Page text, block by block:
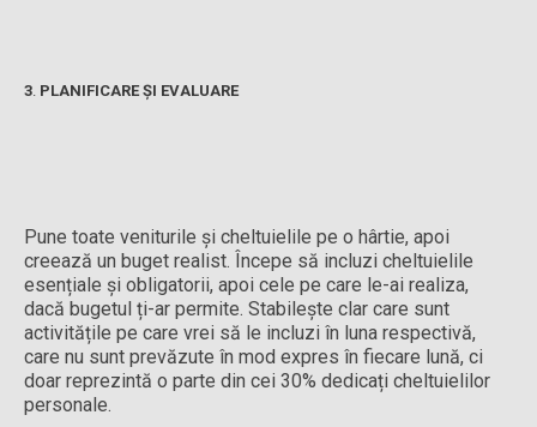
3. PLANIFICARE ȘI EVALUARE
Pune toate veniturile și cheltuielile pe o hârtie, apoi
creează un buget realist. Începe să incluzi cheltuielile
esențiale și obligatorii, apoi cele pe care le-ai realiza,
dacă bugetul ți-ar permite. Stabilește clar care sunt
activitățile pe care vrei să le incluzi în luna respectivă,
care nu sunt prevăzute în mod expres în fiecare lună, ci
doar reprezintă o parte din cei 30% dedicați cheltuielilor
personale.